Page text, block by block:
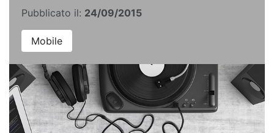
Pubblicato il: 24/09/2015
Mobile